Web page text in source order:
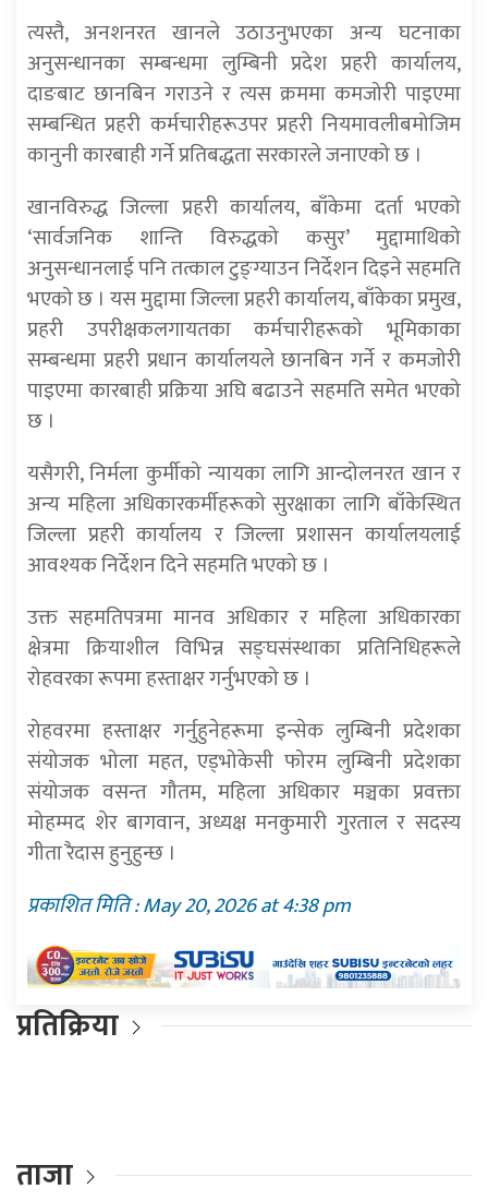
त्यस्तै, अनशनरत खानले उठाउनुभएका अन्य घटनाका
अनुसन्धानका सम्बन्धमा लुम्बिनी प्रदेश प्रहरी कार्यालय,
दाङबाट छानबिन गराउने र त्यस क्रममा कमजोरी पाइएमा
सम्बन्धित प्रहरी कर्मचारीहरूउपर प्रहरी नियमावलीबमोजिम
कानुनी कारबाही गर्ने प्रतिबद्धता सरकारले जनाएको छ ।
खानविरुद्ध जिल्ला प्रहरी कार्यालय, बाँकेमा दर्ता भएको
‘सार्वजनिक शान्ति विरुद्धको कसुर’ मुद्दामाथिको
अनुसन्धानलाई पनि तत्काल टुङ्ग्याउन निर्देशन दिइने सहमति
भएको छ । यस मुद्दामा जिल्ला प्रहरी कार्यालय, बाँकेका प्रमुख,
प्रहरी उपरीक्षकलगायतका कर्मचारीहरूको भूमिकाका
सम्बन्धमा प्रहरी प्रधान कार्यालयले छानबिन गर्ने र कमजोरी
पाइएमा कारबाही प्रक्रिया अघि बढाउने सहमति समेत भएको
छ ।
यसैगरी, निर्मला कुर्मीको न्यायका लागि आन्दोलनरत खान र
अन्य महिला अधिकारकर्मीहरूको सुरक्षाका लागि बाँकेस्थित
जिल्ला प्रहरी कार्यालय र जिल्ला प्रशासन कार्यालयलाई
आवश्यक निर्देशन दिने सहमति भएको छ ।
उक्त सहमतिपत्रमा मानव अधिकार र महिला अधिकारका
क्षेत्रमा क्रियाशील विभिन्न सङ्घसंस्थाका प्रतिनिधिहरूले
रोहवरका रूपमा हस्ताक्षर गर्नुभएको छ ।
रोहवरमा हस्ताक्षर गर्नुहुनेहरूमा इन्सेक लुम्बिनी प्रदेशका
संयोजक भोला महत, एड्भोकेसी फोरम लुम्बिनी प्रदेशका
संयोजक वसन्त गौतम, महिला अधिकार मञ्चका प्रवक्ता
मोहम्मद शेर बागवान, अध्यक्ष मनकुमारी गुरताल र सदस्य
गीता रैदास हुनुहुन्छ ।
प्रकाशित मिति : May 20, 2026 at 4:38 pm
प्रतिक्रिया
ताजा